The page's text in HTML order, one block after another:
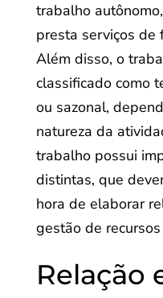
trabalho
presta serviços de
Além disso, o
classificado como
ou sazonal,
natureza da
trabalho possui
distintas, que
hora de elaborar
gestão de
Relação